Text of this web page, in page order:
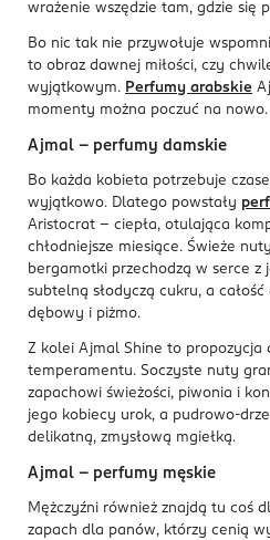
wrażenie wszędzie tam, gdzie się
Bo nic tak nie przywołuje
to obraz dawnej miłości, czy
wyjątkowym. Perfumy arabskie
momenty można poczuć na nowo.
Ajmal – perfumy damskie
Bo każda kobieta potrzebuje
wyjątkowo. Dlatego powstały
Aristocrat – ciepła, otulająca
chłodniejsze miesiące. Świeże
bergamotki przechodzą w serce z
subtelną słodyczą cukru, a
dębowy i piżmo.
Z kolei Ajmal Shine to propozycja
temperamentu. Soczyste nuty
zapachowi świeżości, piwonia i
jego kobiecy urok, a pudrowo-
delikatną, zmysłową mgiełką.
Ajmal – perfumy męskie
Mężczyźni również znajdą tu coś
zapach dla panów, którzy cenią